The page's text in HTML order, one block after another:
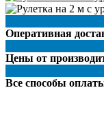
Оперативная
Цены от
Все способы